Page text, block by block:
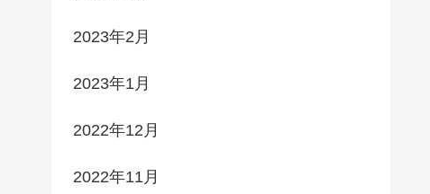
2023年2月
2023年1月
2022年12月
2022年11月